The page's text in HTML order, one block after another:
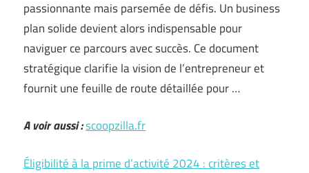
passionnante mais parsemée de défis. Un business
plan solide devient alors indispensable pour
naviguer ce parcours avec succès. Ce document
stratégique clarifie la vision de l’entrepreneur et
fournit une feuille de route détaillée pour …
A voir aussi :scoopzilla.fr
Éligibilité à la prime d’activité 2024 : critères et